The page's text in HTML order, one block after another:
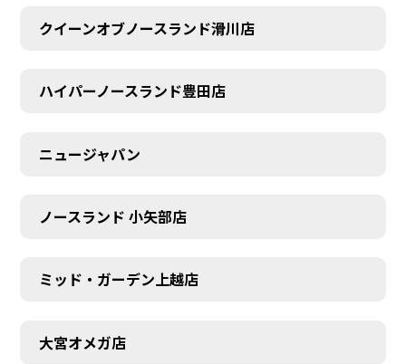
クイーンオブノースランド滑川店
ハイパーノースランド豊田店
ニュージャパン
ノースランド 小矢部店
ミッド・ガーデン上越店
大宮オメガ店